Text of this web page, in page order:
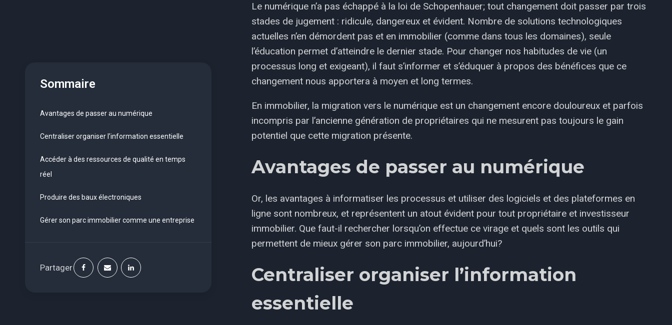
Sommaire
Avantages de passer au numérique
Centraliser organiser l’information essentielle
Accéder à des ressources de qualité en temps
réel
Produire des baux électroniques
Gérer son parc immobilier comme une entreprise
Partager
Le numérique n’a pas échappé à la loi de Schopenhauer; tout changement doit passer par trois
stades de jugement : ridicule, dangereux et évident. Nombre de solutions technologiques
actuelles n’en démordent pas et en immobilier (comme dans tous les domaines), seule
l’éducation permet d’atteindre le dernier stade. Pour changer nos habitudes de vie (un
processus long et exigeant), il faut s’informer et s’éduquer à propos des bénéfices que ce
changement nous apportera à moyen et long termes.
En immobilier, la migration vers le numérique est un changement encore douloureux et parfois
incompris par l’ancienne génération de propriétaires qui ne mesurent pas toujours le gain
potentiel que cette migration présente.
Avantages de passer au numérique
Or, les avantages à informatiser les processus et utiliser des logiciels et des plateformes en
ligne sont nombreux, et représentent un atout évident pour tout propriétaire et investisseur
immobilier. Que faut-il rechercher lorsqu’on effectue ce virage et quels sont les outils qui
permettent de mieux gérer son parc immobilier, aujourd’hui?
Centraliser organiser l’information
essentielle